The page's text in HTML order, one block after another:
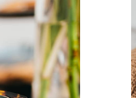
Да